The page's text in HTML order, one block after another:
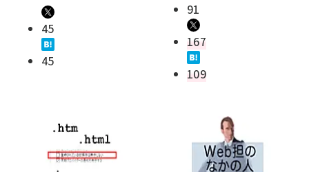
45
45
91
167
109